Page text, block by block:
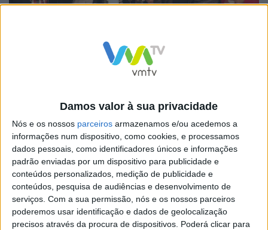
Damos valor à sua privacidade
Nós e os nossos parceiros armazenamos e/ou acedemos a
informações num dispositivo, como cookies, e processamos
dados pessoais, como identificadores únicos e informações
padrão enviadas por um dispositivo para publicidade e
conteúdos personalizados, medição de publicidade e
conteúdos, pesquisa de audiências e desenvolvimento de
serviços. Com a sua permissão, nós e os nossos parceiros
poderemos usar identificação e dados de geolocalização
precisos através da procura de dispositivos. Poderá clicar para
Daniela no Preço Certo
anima todos com a sua boa
disposição
Vieira do Minho no “Preço
Certo”